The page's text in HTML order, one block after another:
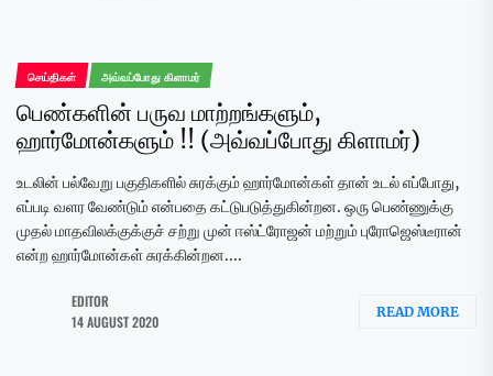
செய்திகள் அவ்வப்போது கிளாமர்
பெண்களின் பருவ மாற்றங்களும்,
ஹார்மோன்களும் !! (அவ்வப்போது கிளாமர்)
உடலின் பல்வேறு பகுதிகளில் சுரக்கும் ஹார்மோன்கள் தான் உடல் எப்போது,
எப்படி வளர வேண்டும் என்பதை கட்டுபடுத்துகின்றன. ஒரு பெண்ணுக்கு
முதல் மாதவிலக்குக்குச் சற்று முன் ஈஸ்ட்ரோஜன் மற்றும் புரோஜெஸ்டீரான்
என்ற ஹார்மோன்கள் சுரக்கின்றன....
EDITOR
14 AUGUST 2020
READ MORE